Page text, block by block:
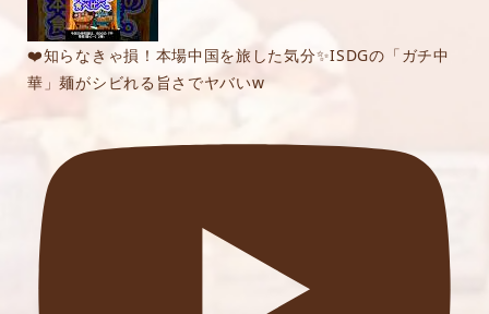
❤️知らなきゃ損！本場中国を旅した気分✨ISDGの「ガチ中
華」麺がシビれる旨さでヤバいw